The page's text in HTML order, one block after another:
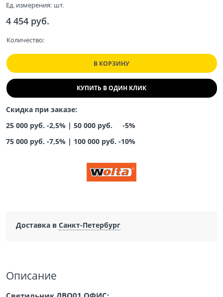
Ед. измерения: шт.
4 454 руб.
Количество:
В КОРЗИНУ
КУПИТЬ В ОДИН КЛИК
Скидка при заказе:
25 000 руб. -2,5% | 50 000 руб. -5%
75 000 руб. -7,5% | 100 000 руб. -10%
Доставка в Санкт-Петербург
Описание